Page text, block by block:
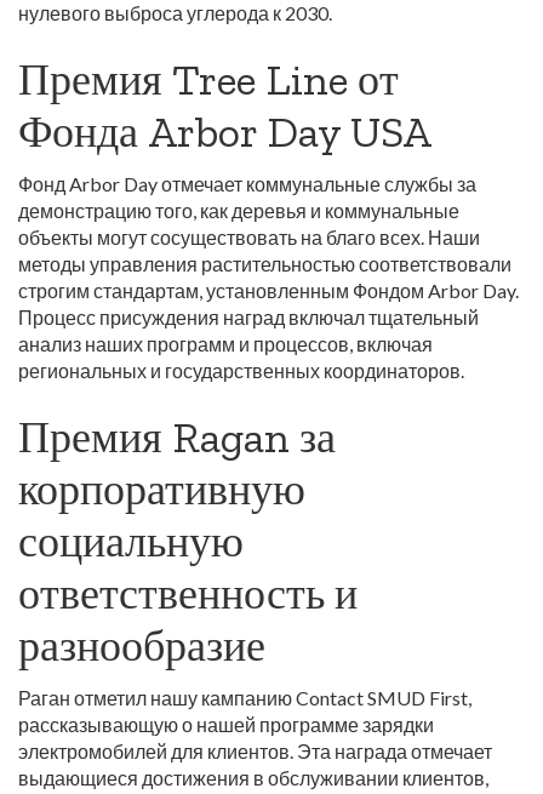
нулевого выброса углерода к 2030.
Премия Tree Line от
Фонда Arbor Day USA
Фонд Arbor Day отмечает коммунальные службы за
демонстрацию того, как деревья и коммунальные
объекты могут сосуществовать на благо всех. Наши
методы управления растительностью соответствовали
строгим стандартам, установленным Фондом Arbor Day.
Процесс присуждения наград включал тщательный
анализ наших программ и процессов, включая
региональных и государственных координаторов.
Премия Ragan за
корпоративную
социальную
ответственность и
разнообразие
Раган отметил нашу кампанию Contact SMUD First,
рассказывающую о нашей программе зарядки
электромобилей для клиентов. Эта награда отмечает
выдающиеся достижения в обслуживании клиентов,